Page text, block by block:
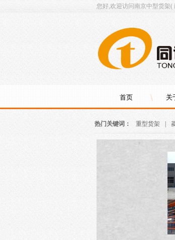
您好,欢迎访问南京中型货架(
首页 关
热门关键词： 重型货架